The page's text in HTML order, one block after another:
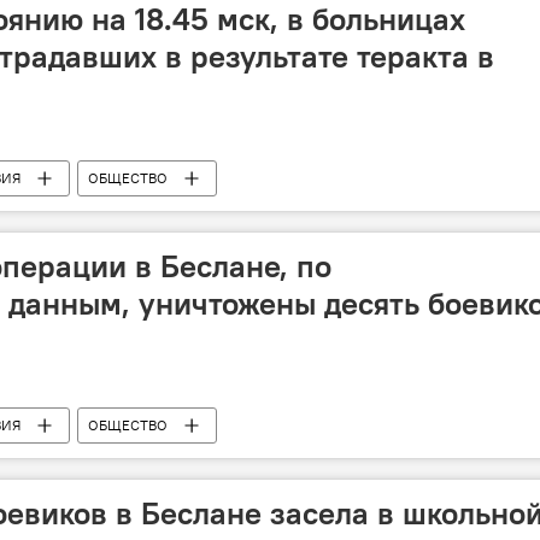
на 18.45 мск, в больницах
в результате теракта в
ОБЩЕСТВО
в Беслане, по
уничтожены десять
ОБЩЕСТВО
в Беслане засела в